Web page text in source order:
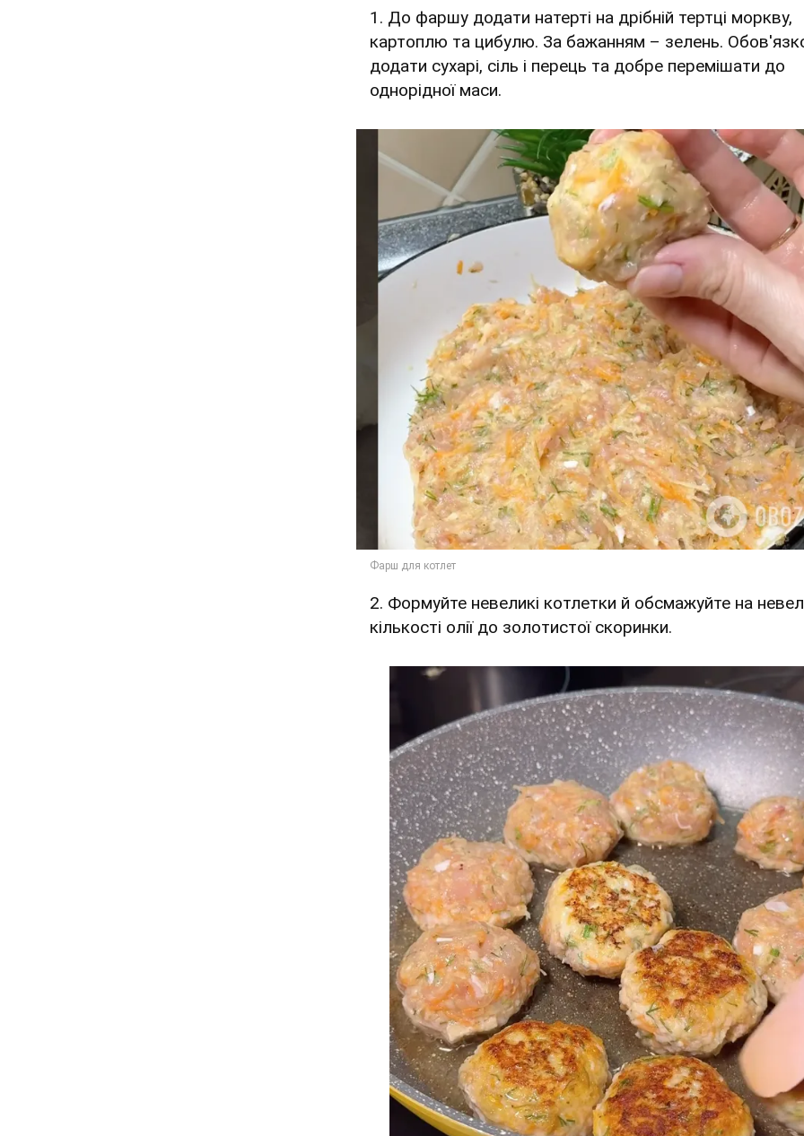
1. До фаршу додати натерті на дрібній тертці моркву,
картоплю та цибулю. За бажанням – зелень.
додати сухарі, сіль і перець та добре перемішати до
однорідної маси.
2. Формуйте невеликі котлетки й обсмажуйте на
кількості олії до золотистої скоринки.